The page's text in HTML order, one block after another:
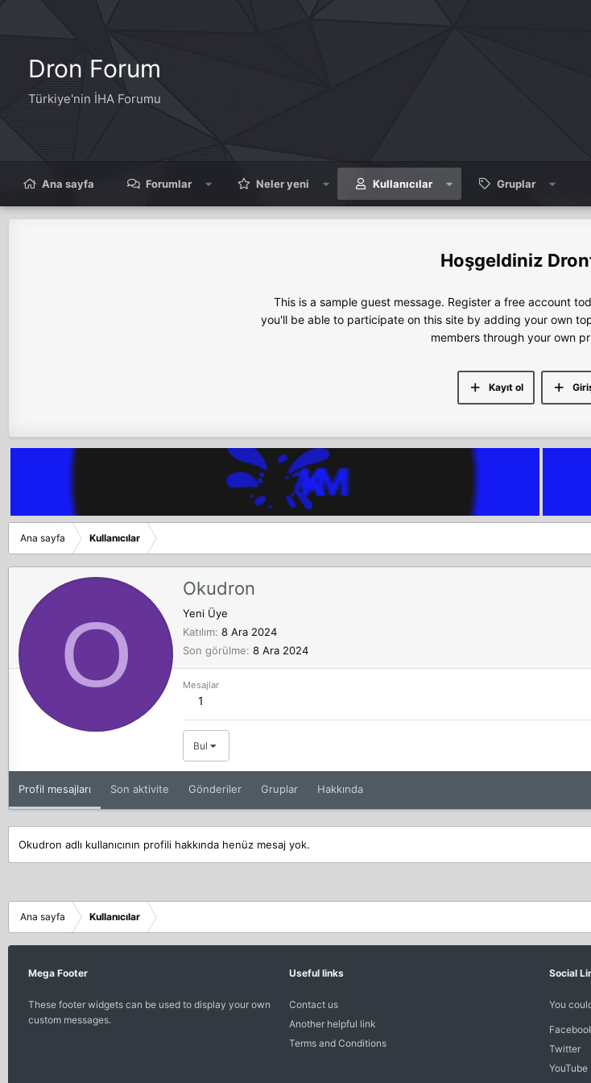
Dron Forum
Türkiye'nin İHA Forumu
Ana sayfa Forumlar Neler yeni Kullanıcılar Gruplar
This is a sample guest message. Register a free account
you'll be able to participate on this site by adding your own
members through your own
Kayıt ol
Ana sayfa Kullanıcılar
O
Okudron
Yeni Üye
Katılım 8 Ara 2024
Son görülme 8 Ara 2024
Mesajlar
1
Bul
Profil mesajları Son aktivite Gönderiler Gruplar Hakkında
Okudron adlı kullanıcının profili hakkında henüz mesaj yok.
Ana sayfa Kullanıcılar
Mega Footer
These footer widgets can be used to display your own
custom messages.
Useful links
Contact us
Another helpful link
Terms and Conditions
Social
You
Twitter
YouTube